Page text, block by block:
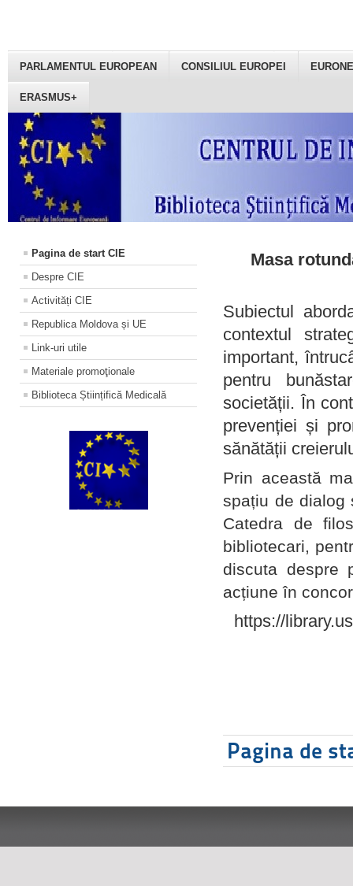
PARLAMENTUL EUROPEAN CONSILIUL EUROPEI
ERASMUS+
Pagina de start CIE
Despre CIE
Activități CIE
Republica Moldova și UE
Link-uri utile
Materiale promoţionale
Biblioteca Științifică Medicală
Masa
Subiectul
contextul
important,
pentru
societății. În
prevenției și
sănătății
Prin această
spațiu de dialog
Catedra de
bibliotecari,
discuta despre
acțiune în
https://
Pagina de